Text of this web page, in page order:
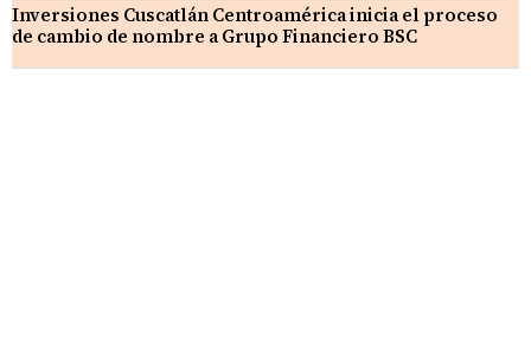
Inversiones Cuscatlán Centroamérica inicia el proceso
de cambio de nombre a Grupo Financiero BSC